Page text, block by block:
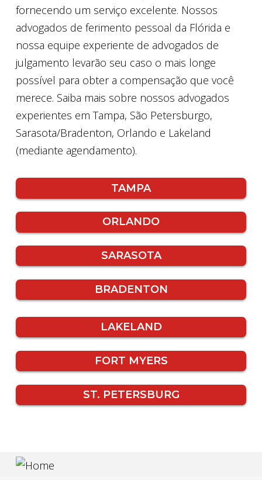
fornecendo um serviço excelente. Nossos
advogados de ferimento pessoal da Flórida e
nossa equipe experiente de advogados de
julgamento levarão seu caso o mais longe
possível para obter a compensação que você
merece. Saiba mais sobre nossos advogados
experientes em Tampa, São Petersburgo,
Sarasota/Bradenton, Orlando e Lakeland
(mediante agendamento).
TAMPA
ORLANDO
SARASOTA
BRADENTON
LAKELAND
FORT MYERS
ST. PETERSBURG